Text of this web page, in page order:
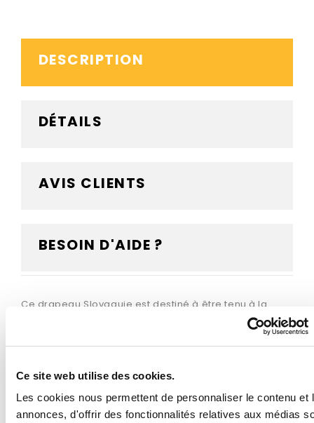
Ce site web utilise des cookies.
Les cookies nous permettent de personnaliser le contenu et
annonces, d'offrir des fonctionnalités relatives aux médias
DESCRIPTION
DÉTAILS
AVIS CLIENTS
BESOIN D'AIDE ?
Ce drapeau Slovaquie est destiné à être tenu à la
main grâce à sa hampe en bois fournie. Le bâton en
bois vous permettra de tenir et d'agiter le drapeau, ou
tout simplement de le fixer rapidement sur un support
qualitative, il est résistant au vent, aux intempéries et
aux UV. Vous avez le choix parmi 5 dimensions
différentes pour votre drapeau, ainsi que 2